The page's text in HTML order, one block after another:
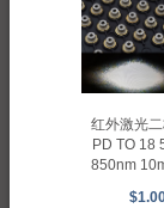
红外激光
PD TO 18
850nm